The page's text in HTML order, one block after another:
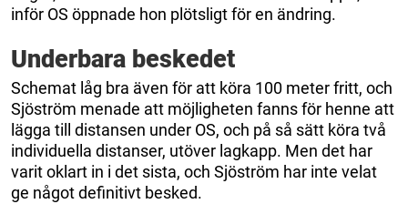
inför OS öppnade hon plötsligt för en ändring.
Underbara beskedet
Schemat låg bra även för att köra 100 meter fritt, och
Sjöström menade att möjligheten fanns för henne att
lägga till distansen under OS, och på så sätt köra två
individuella distanser, utöver lagkapp. Men det har
varit oklart in i det sista, och Sjöström har inte velat
ge något definitivt besked.